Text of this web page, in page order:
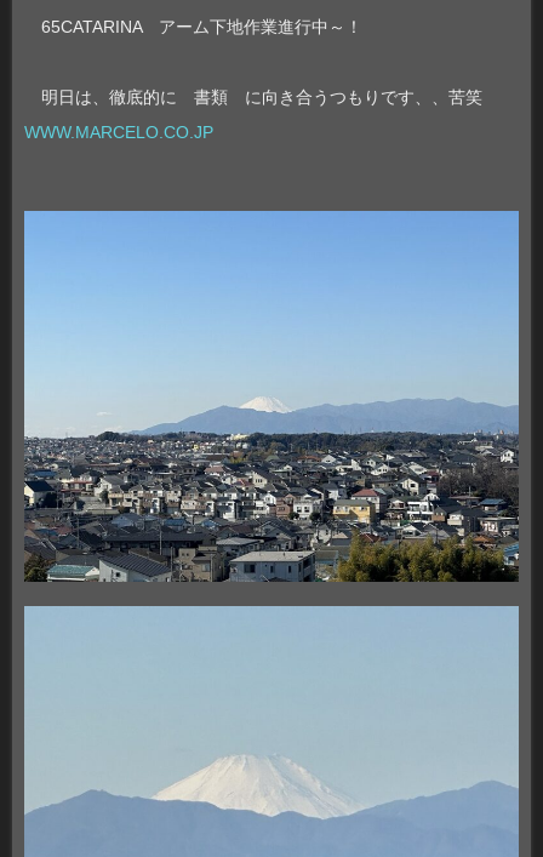
65CATARINA アーム下地作業進行中～！
明日は、徹底的に 書類 に向き合うつもりです、、苦笑
WWW.MARCELO.CO.JP